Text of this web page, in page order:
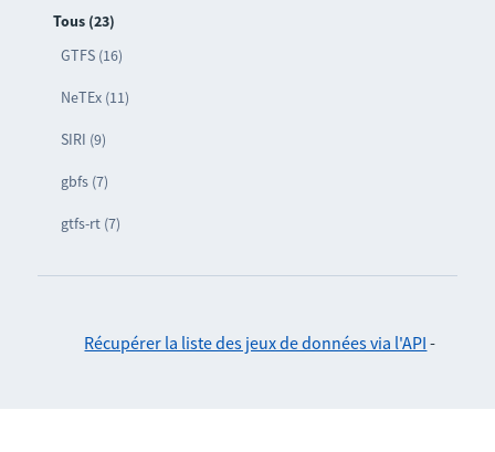
Tous (23)
GTFS (16)
NeTEx (11)
SIRI (9)
gbfs (7)
gtfs-rt (7)
Récupérer la liste des jeux de données via l'API -